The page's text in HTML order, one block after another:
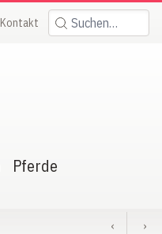
Kontakt Suchen:
Pferde
‹ ›